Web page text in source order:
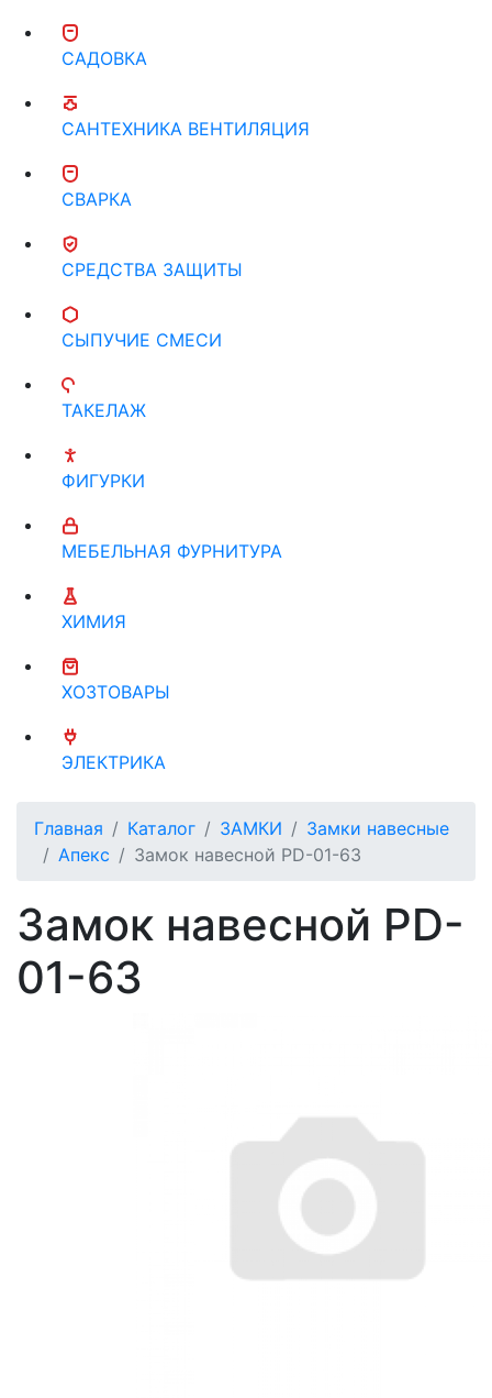
САДОВКА
САНТЕХНИКА ВЕНТИЛЯЦИЯ
СВАРКА
СРЕДСТВА ЗАЩИТЫ
СЫПУЧИЕ СМЕСИ
ТАКЕЛАЖ
ФИГУРКИ
МЕБЕЛЬНАЯ ФУРНИТУРА
ХИМИЯ
ХОЗТОВАРЫ
ЭЛЕКТРИКА
Главная Каталог ЗАМКИ
Замки навесные
Апекс
Замок навесной PD-01-63
Замок навесной PD-
01-63